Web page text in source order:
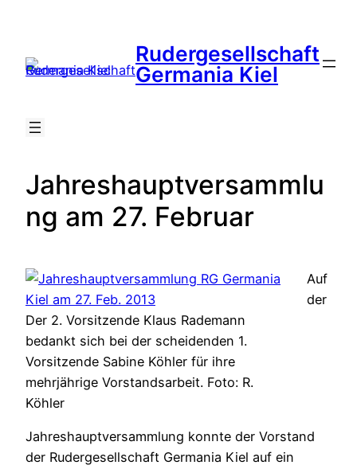
springen
Rudergesellschaft
Germania Kiel
Jahreshauptversammlu
ng am 27. Februar
Der 2. Vorsitzende Klaus Rademann
bedankt sich bei der scheidenden 1.
Vorsitzende Sabine Köhler für ihre
mehrjährige Vorstandsarbeit. Foto: R.
Köhler
Auf
der
Jahreshauptversammlung konnte der Vorstand
der Rudergesellschaft Germania Kiel auf ein